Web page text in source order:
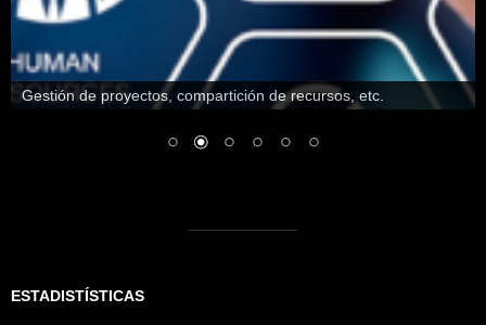
Gestión de proyectos, compartición de recursos, etc.
ESTADISTÍSTICAS